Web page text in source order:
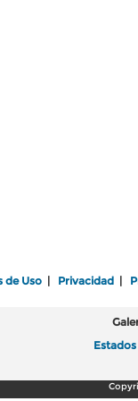
de Uso Privacidad